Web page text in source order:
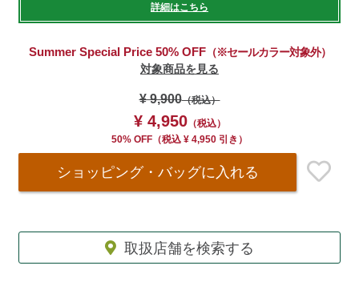
詳細はこちら
Summer Special Price 50% OFF（※セールカラー対象外）
対象商品を見る
¥ 9,900（税込）
¥ 4,950（税込）
50% OFF （税込 ¥ 4,950 引き）
ショッピング・バッグに入れる
取扱店舗を検索する